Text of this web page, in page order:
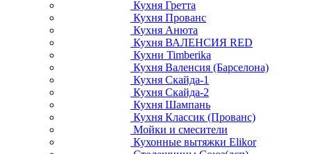
Кухня Гретта
Кухня Прованс
Кухня Анюта
Кухня ВАЛЕНСИЯ RED
Кухни Timberika
Кухня Валенсия (Барселона)
Кухня Скайда-1
Кухня Скайда-2
Кухня Шампань
Кухня Классик (Прованс)
Мойки и смесители
Кухонные вытяжки Elikor